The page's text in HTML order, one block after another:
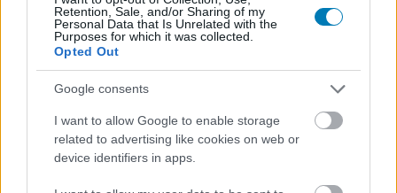
Retention, Sale, and/or Sharing of my
Personal Data that Is Unrelated with the
Purposes for which it was collected.
Opted Out
Google consents
I want to allow Google to enable storage
related to advertising like cookies on web or
device identifiers in apps.
Hozzászólások